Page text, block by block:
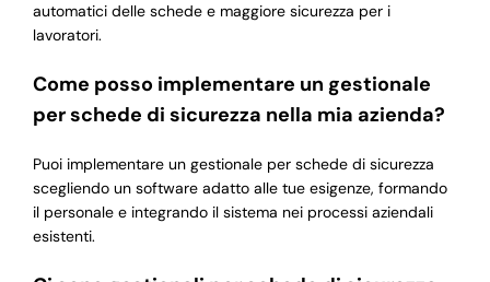
automatici delle schede e maggiore sicurezza per i
lavoratori.
Come posso implementare un gestionale
per schede di sicurezza nella mia azienda?
Puoi implementare un gestionale per schede di sicurezza
scegliendo un software adatto alle tue esigenze, formando
il personale e integrando il sistema nei processi aziendali
esistenti.